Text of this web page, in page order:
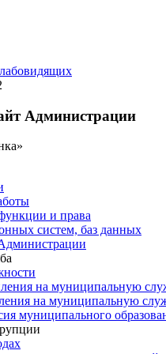
Администрации
и права
систем, баз данных
на муниципальную
на муниципальную
муниципального